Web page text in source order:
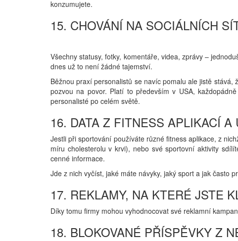
konzumujete.
15. CHOVÁNÍ NA SOCIÁLNÍCH
Všechny statusy, fotky, komentáře, videa, zprávy –
dnes už to není žádné tajemství.
Běžnou praxí personalistů se navíc pomalu ale jistě stává,
pozvou na povor. Platí to především v USA,
personalisté po celém světě.
16. DATA Z FITNESS APLIKACÍ
Jestli při sportování používáte různé fitness aplikace, z
míru cholesterolu v krvi), nebo své sportovní aktivity
cenné informace.
Jde z nich vyčíst, jaké máte návyky, jaký sport a jak často
17. REKLAMY, NA KTERÉ JSTE
Díky tomu firmy mohou vyhodnocovat své reklamní
18. BLOKOVANÉ PŘÍSPĚVKY Z